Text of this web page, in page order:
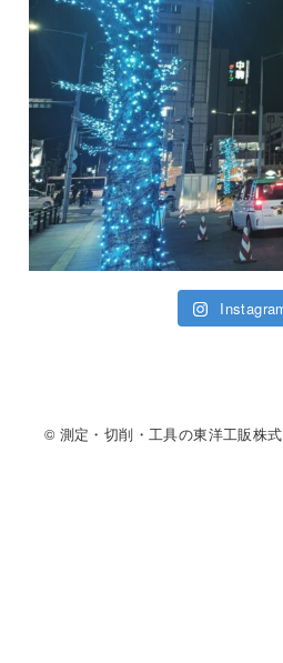
© 測定・切削・工具の東洋工販株